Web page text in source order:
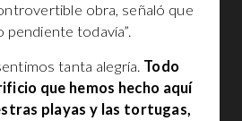
obra, señaló que
pendiente todavía”.
tanta alegría. Todo
que hemos hecho aquí
playas y las tortugas,